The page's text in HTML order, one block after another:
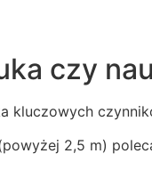
czy
kluczowych
2,5 m)